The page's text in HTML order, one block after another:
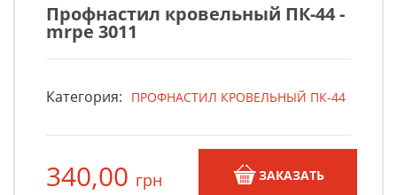
Профнастил кровельный ПК-44 -
mrрe 3011
Категория: ПРОФНАСТИЛ КРОВЕЛЬНЫЙ ПК-44
340,00 грн ЗАКАЗАТЬ